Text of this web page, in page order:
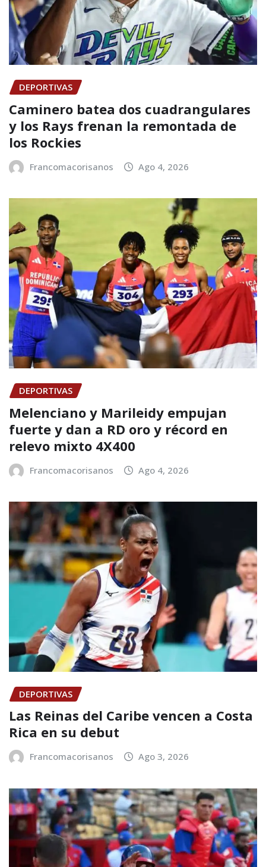
DEPORTIVAS
Caminero batea dos cuadrangulares
y los Rays frenan la remontada de
los Rockies
Francomacorisanos Ago 4, 2026
DEPORTIVAS
Melenciano y Marileidy empujan
fuerte y dan a RD oro y récord en
relevo mixto 4X400
Francomacorisanos Ago 4, 2026
DEPORTIVAS
Las Reinas del Caribe vencen a Costa
Rica en su debut
Francomacorisanos Ago 3, 2026